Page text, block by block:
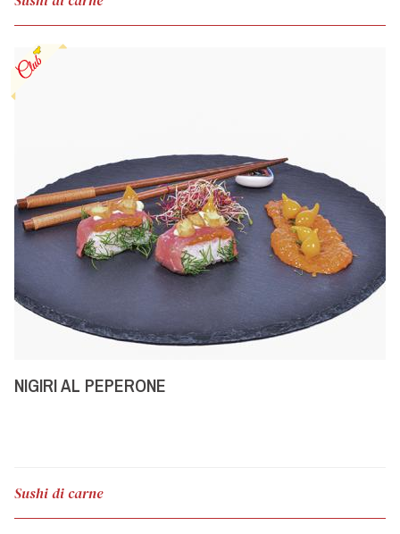
NIGIRI AL PEPERONE
Sushi di carne